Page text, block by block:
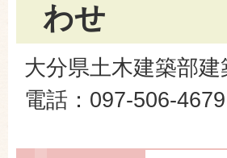
わせ
大分県土木建築部建
電話：097-506-4679